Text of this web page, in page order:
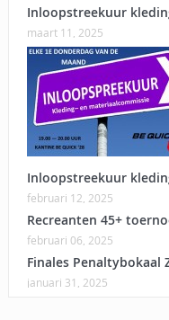
Inloopstreekuur
maart 11, 2025
Inloopstreekuur
februari 12, 2025
Recreanten 45+
februari 06, 2025
Finales Penaltybokaal
januari 31, 2025